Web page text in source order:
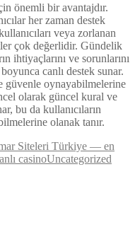
önemli bir avantajdır.
her zaman destek
veya zorlanan
çok değerlidir. Gündelik
ihtiyaçlarını ve sorunlarını
canlı destek sunar.
güvenle oynayabilmelerine
olarak güncel kural ve
bu da kullanıcıların
olanak tanır.
Siteleri Türkiye — en
casinoUncategorized